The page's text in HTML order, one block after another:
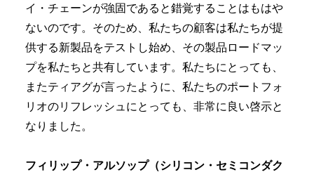
イ・チェーンが強固であると錯覚することはもはや
ないのです。そのため、私たちの顧客は私たちが提
供する新製品をテストし始め、その製品ロードマッ
プを私たちと共有しています。私たちにとっても、
またティアグが言ったように、私たちのポートフォ
リオのリフレッシュにとっても、非常に良い啓示と
なりました。
フィリップ・アルソップ（シリコン・セミコンダク